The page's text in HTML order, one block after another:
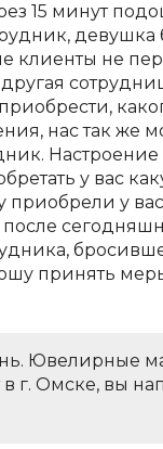
15 минут
девушка
клиенты не
нас так же
у вас
приобрели у
принять
Ювелирные
в г. Омске, вы